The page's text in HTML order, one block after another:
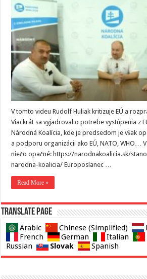
V tomto videu Rudolf Huliak kritizuje EÚ a
Viackrát sa vyjadroval o potrebe vystúpenia z
Národná Koalícia, kde je predsedom je však
a podporu organizácii ako EÚ, NATO, WHO…
niečo opačné: https://narodnakoalicia.sk/
narodna-koalicia/ Europoslanec …
Read More »
Translate page
Arabic Chinese (Simplified)
French
German Italian
Russian
Slovak Spanish